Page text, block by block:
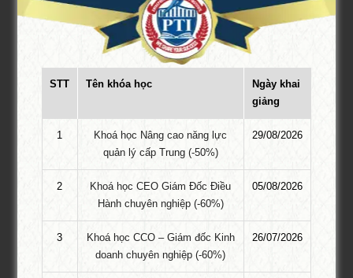
Khai giảng Khoá học Giám đốc Điều hành Chuyên nghiệp – CEO
Khóa 200. Sự kiện …
Mời Tài trợ – PTI Convocation 2025:
Doanh nghiệp Việt vươn mình trong kỷ
nguyên mới
Giới thiệu về PTI – Tổ chức Giáo dục Đào tạo hàng đầu dành cho
doanh nhân Việt Tổ chức Giáo dục Đào tạo PTI xin trân trọng gửi
tới Quý Doanh nghiệp và Học viên lời chào trân quý cùng lời
Khoá học cho nhà Khởi Nghiệp Hiệu
Khóa học cho Nhà Khởi Nghiệp Hiệu Quả – Chương trình đào tạo
STT Tên khóa học
Ngày khai
giảng
1
Khoá học Nâng cao năng lực
quản lý cấp Trung (-50%)
29/08/2026
2
Khoá học CEO Giám Đốc Điều
Hành chuyên nghiệp (-60%)
05/08/2026
3
Khoá học CCO – Giám đốc Kinh
doanh chuyên nghiệp (-60%)
26/07/2026